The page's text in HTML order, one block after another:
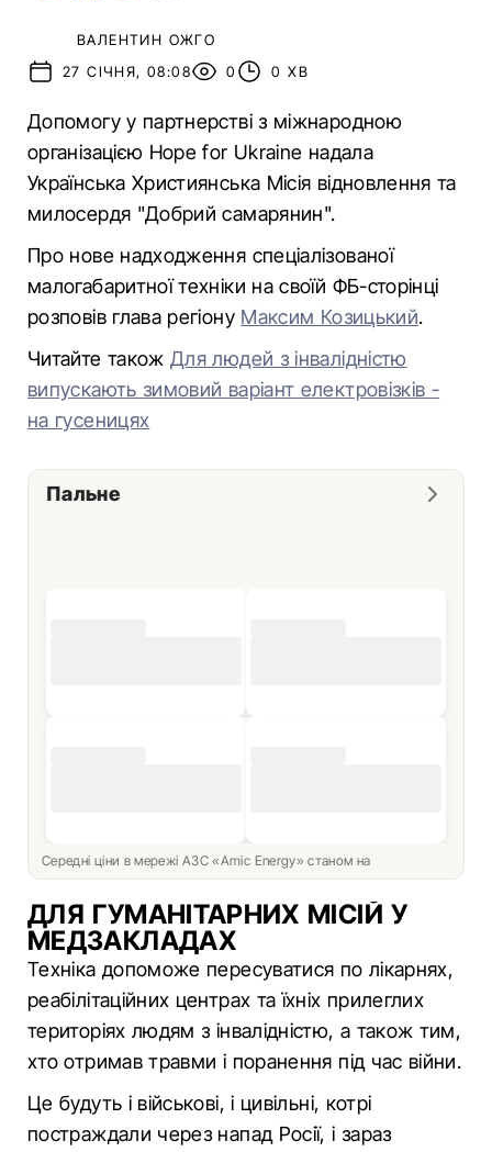
ВАЛЕНТИН ОЖГО
27 СІЧНЯ, 08:08
0 0 ХВ
Допомогу у партнерстві з міжнародною
організацією Hope for Ukraine надала
Українська Християнська Місія відновлення та
милосердя "Добрий самарянин".
Про нове надходження спеціалізованої
малогабаритної техніки на своїй ФБ-сторінці
розповів глава регіону Максим Козицький.
Читайте такожДля людей з інвалідністю
випускають зимовий варіант електровізків -
на гусеницях
Пальне
Середні ціни в мережі АЗС «Amic Energy» станом на
ДЛЯ ГУМАНІТАРНИХ МІСІЙ У
МЕДЗАКЛАДАХ
Техніка допоможе пересуватися по лікарнях,
реабілітаційних центрах та їхніх прилеглих
територіях людям з інвалідністю, а також тим,
хто отримав травми і поранення під час війни.
Це будуть і військові, і цивільні, котрі
постраждали через напад Рoсiї, і зараз